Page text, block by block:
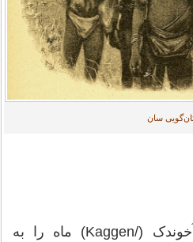
سان
آخوندک (/Kaggen) ماه را به